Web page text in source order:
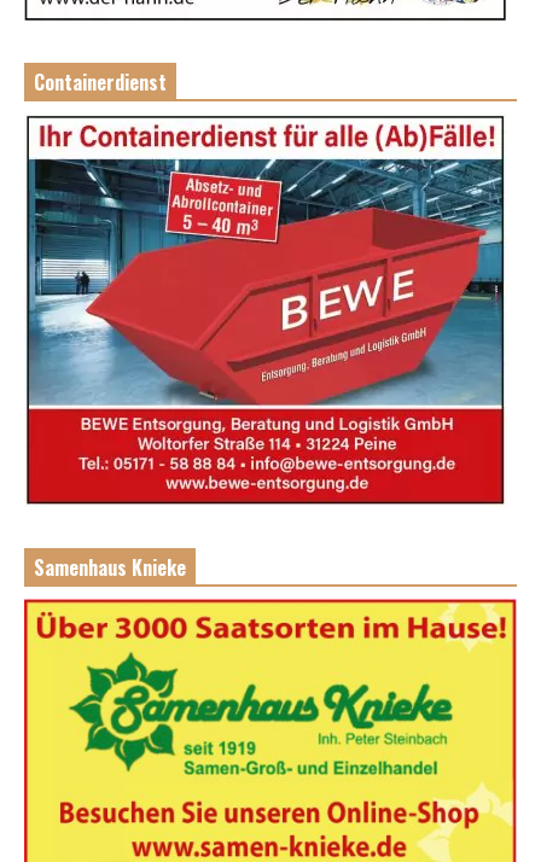
Containerdienst
Samenhaus Knieke